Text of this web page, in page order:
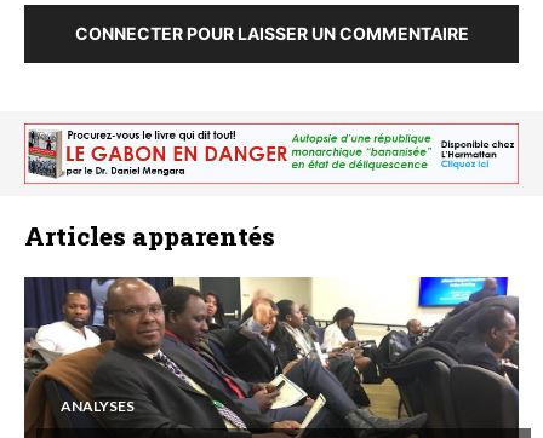
CONNECTER POUR LAISSER UN COMMENTAIRE
Articles apparentés
ANALYSES